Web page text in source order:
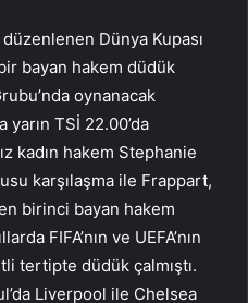
Dünya Kupası
bayan hakem düdük
oynanacak
yarın TSİ 22.00’da
kadın hakem Stephanie
karşılaşma ile Frappart,
birinci bayan hakem
FIFA’nın ve UEFA’nın
tertipte düdük çalmıştı.
Liverpool ile Chelsea